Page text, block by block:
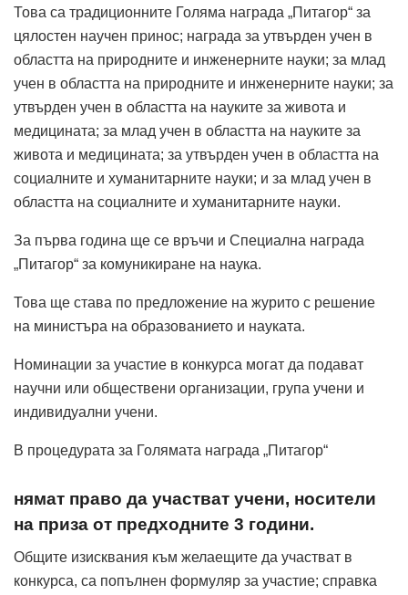
Това са традиционните Голяма награда „Питагор“ за
цялостен научен принос; награда за утвърден учен в
областта на природните и инженерните науки; за млад
учен в областта на природните и инженерните науки; за
утвърден учен в областта на науките за живота и
медицината; за млад учен в областта на науките за
живота и медицината; за утвърден учен в областта на
социалните и хуманитарните науки; и за млад учен в
областта на социалните и хуманитарните науки.
За първа година ще се връчи и Специална награда
„Питагор“ за комуникиране на наука.
Това ще става по предложение на журито с решение
на министъра на образованието и науката.
Номинации за участие в конкурса могат да подават
научни или обществени организации, група учени и
индивидуални учени.
В процедурата за Голямата награда „Питагор“
нямат право да участват учени, носители
на приза от предходните 3 години.
Общите изисквания към желаещите да участват в
конкурса, са попълнен формуляр за участие; справка